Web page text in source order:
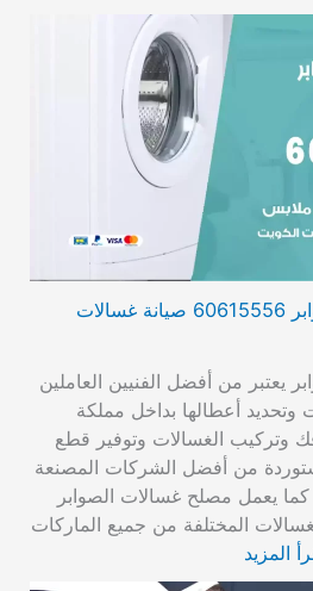
فني تصليح غسالات الصوابر 60615556 صيانة غسالات
يعتبر من أفضل الفنيين العاملين
أعطالها بداخل مملكة
وتركيب الغسالات وتوفير قطع
من أفضل الشركات المصنعة
كما يعمل مصلح غسالات الصوابر
المختلفة من جميع الماركات
المزيد